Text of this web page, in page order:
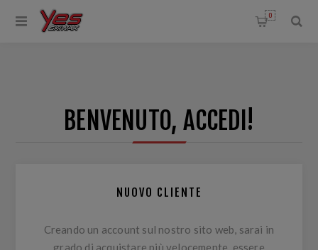
0
BENVENUTO, ACCEDI!
NUOVO CLIENTE
Creando un account sul nostro sito web, sarai in
grado di acquistare più velocemente, essere